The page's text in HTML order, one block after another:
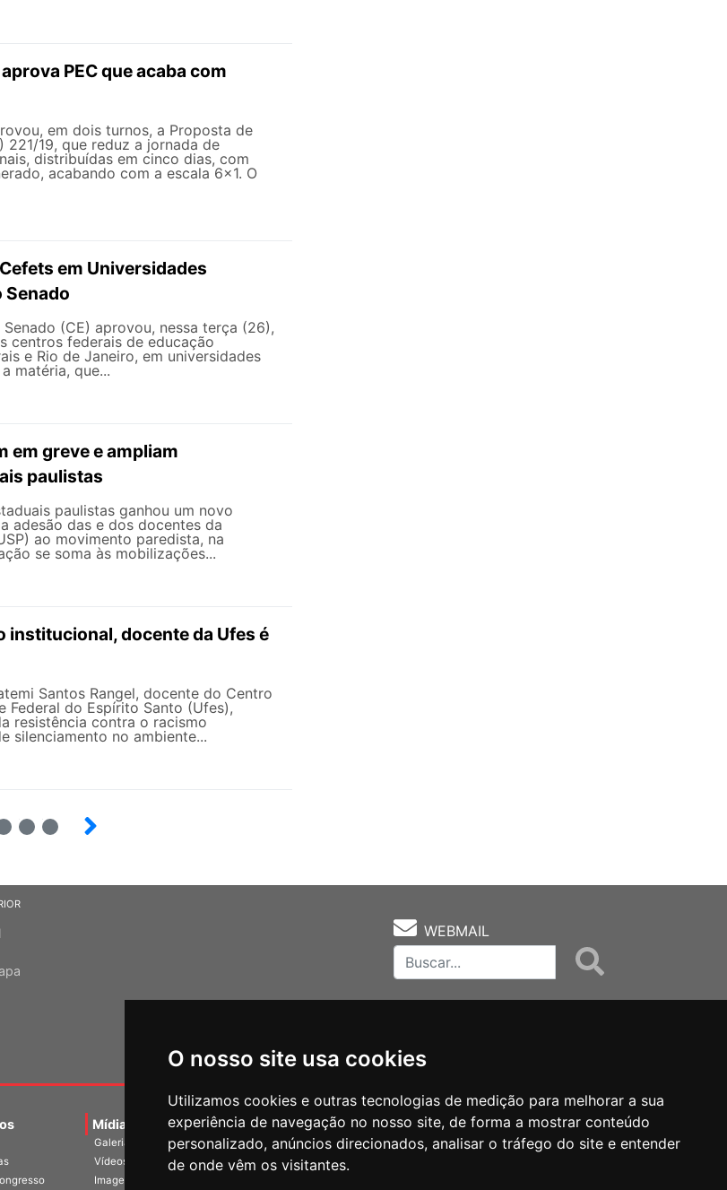
O nosso site usa cookies
Utilizamos cookies e outras tecnologias de medição para melhorar a sua
experiência de navegação no nosso site, de forma a mostrar conteúdo
personalizado, anúncios direcionados, analisar o tráfego do site e entender
de onde vêm os visitantes.
PEC que acaba com
em dois turnos, a Proposta de
221/19, que reduz a jornada de
distribuídas em cinco dias, com
acabando com a escala 6x1. O
em Universidades
Senado
(CE) aprovou, nessa terça (26),
centros federais de educação
e Rio de Janeiro, em universidades
matéria, que...
em greve e ampliam
paulistas
paulistas ganhou um novo
adesão das e dos docentes da
ao movimento paredista, na
se soma às mobilizações...
institucional, docente da Ufes é
Santos Rangel, docente do Centro
Federal do Espírito Santo (Ufes),
resistência contra o racismo
silenciamento no ambiente...
WEBMAIL
Mídias
Galerias
Vídeos
Imagens
Agenda Notícias Notas Técnicas Fale Conocsco